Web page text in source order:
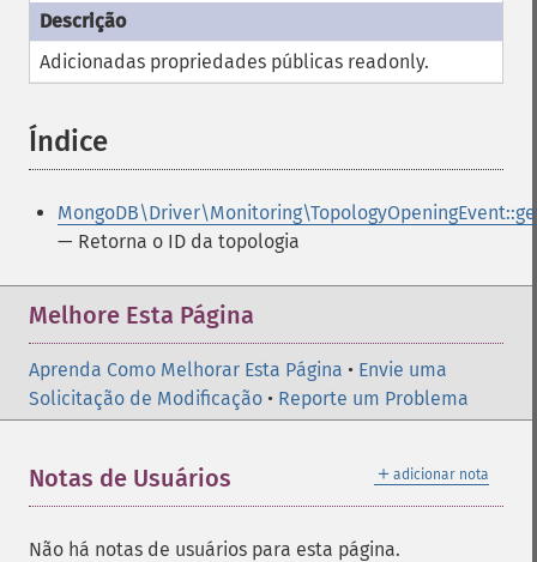
Adicionadas propriedades públicas readonly.
Índice
— Retorna o ID da topologia
Melhore Esta Página
Aprenda Como Melhorar Esta Página • Envie uma
Solicitação de Modificação • Reporte um Problema
＋ adicionar nota
Notas de Usuários
Não há notas de usuários para esta página.